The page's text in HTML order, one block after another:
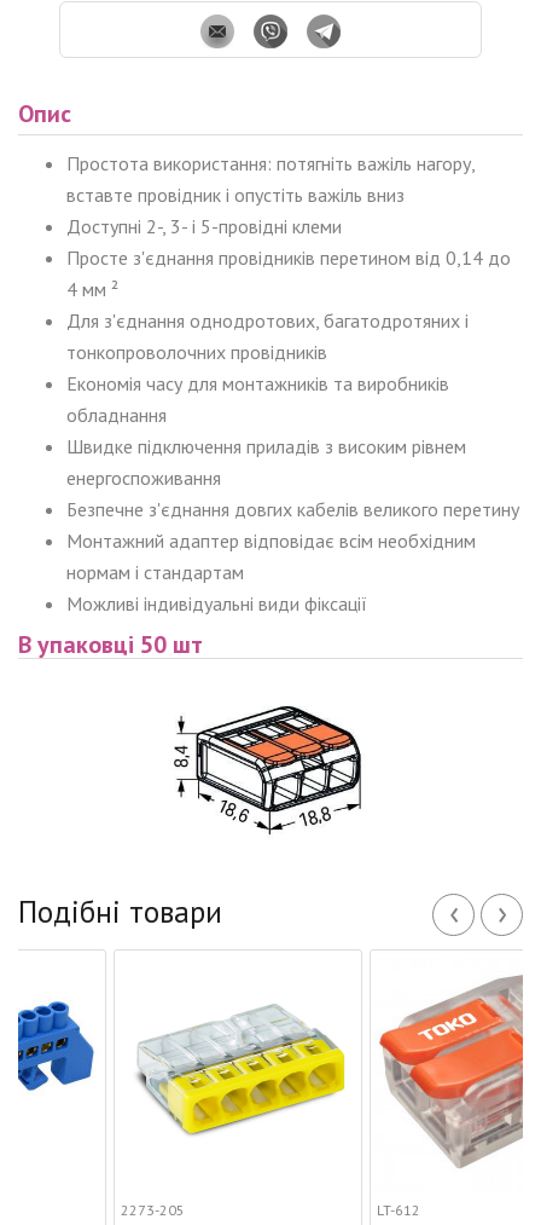
Опис
Простота використання: потягніть важіль нагору,
вставте провідник і опустіть важіль вниз
Доступні 2-, 3- і 5-провідні клеми
Просте з'єднання провідників перетином від 0,14 до
4 мм ²
Для з'єднання однодротових, багатодротяних і
тонкопроволочних провідників
Економія часу для монтажників та виробників
обладнання
Швидке підключення приладів з високим рівнем
енергоспоживання
Безпечне з'єднання довгих кабелів великого перетину
Монтажний адаптер відповідає всім необхідним
нормам і стандартам
Можливі індивідуальні види фіксації
В упаковці 50 шт
Подібні товари ‹ ›
2273-205